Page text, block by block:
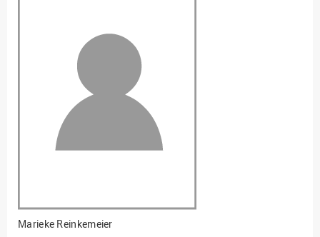
und Informatik
Fakultät Management,
Kultur und Technik
Fakultät Wirtschafts- und
Sozialwissenschaften
Finanzen
Gesellschaftliches
Marieke Reinkemeier